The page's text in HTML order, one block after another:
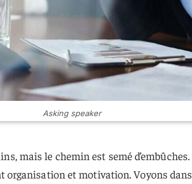
Asking speaker
mais le chemin est semé d’embûches.
organisation et motivation. Voyons dans